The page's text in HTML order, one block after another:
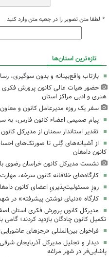
* لطفا متن تصویر را در جعبه متن وارد کنید
تازه‌ترین استان‌ها
بازتاب واقع‌بینانه و بدون سوگیری،
حضور هیات عالی کانون پرورش فکری
هنری و ادبی مراکز استان
سفر یک روزه مدیرعامل کانون و
پیام صمیمی اعضاء کانون فارس، به
تقدیر استاندار سمنان از مدیرکل
از آشیانه‌های گِلی تا صورتک‌های
کانون دامغان
نشست مدیرکل کانون خراسان رضوی با
کارگاه‌های خلاقانه کانون سرخه،
روزِ مسئولیت‌پذیریِ اعضای کانون
کارگاه «دنیای نوشتن پیشرفته» در
مدیرکل کانون پرورش فکری استان
تکمیل کانون چادگان بازدید کردند؛
فراخوان بین‌المللی «رجزهای
دیدار و تجلیل مدیرکل آذربایجان شرقی
پاشایی‌فر در شهر مراغه